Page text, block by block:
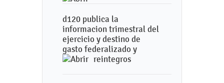
d120 publica la
informacion trimestral del
ejercicio y destino de
gasto federalizado y
reintegros